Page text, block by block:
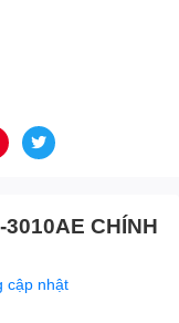
CHÍNH
cập nhật